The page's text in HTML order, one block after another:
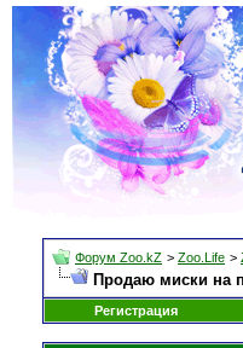
Форум Zoo.kZ > Zoo.Life >
Продаю миски на
Регистрация